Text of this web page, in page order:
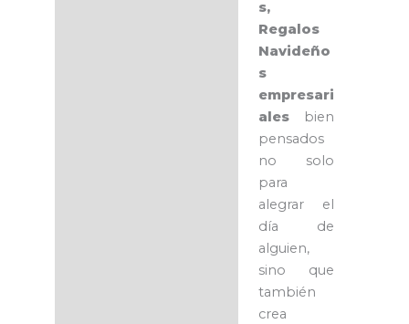
s,
Regalos
Navideño
s
empresari
alesbien
pensados
no solo
para
alegrar el
día de
alguien,
sino que
también
crea